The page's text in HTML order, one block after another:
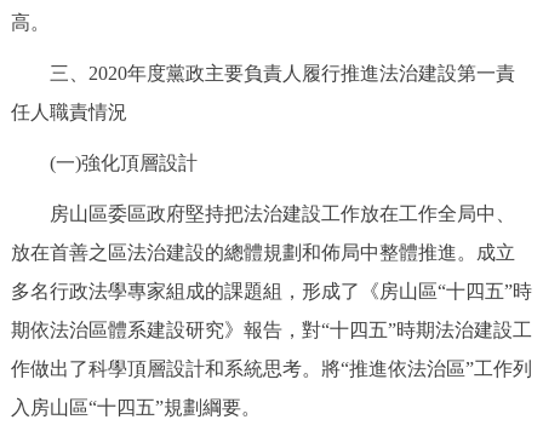
高。
三、2020年度黨政主要負責人履行推進法治建設第一責
任人職責情況
(一)強化頂層設計
房山區委區政府堅持把法治建設工作放在工作全局中、
放在首善之區法治建設的總體規劃和佈局中整體推進。成立
多名行政法學專家組成的課題組，形成了《房山區“十四五”時
期依法治區體系建設研究》報告，對“十四五”時期法治建設工
作做出了科學頂層設計和系統思考。將“推進依法治區”工作列
入房山區“十四五”規劃綱要。